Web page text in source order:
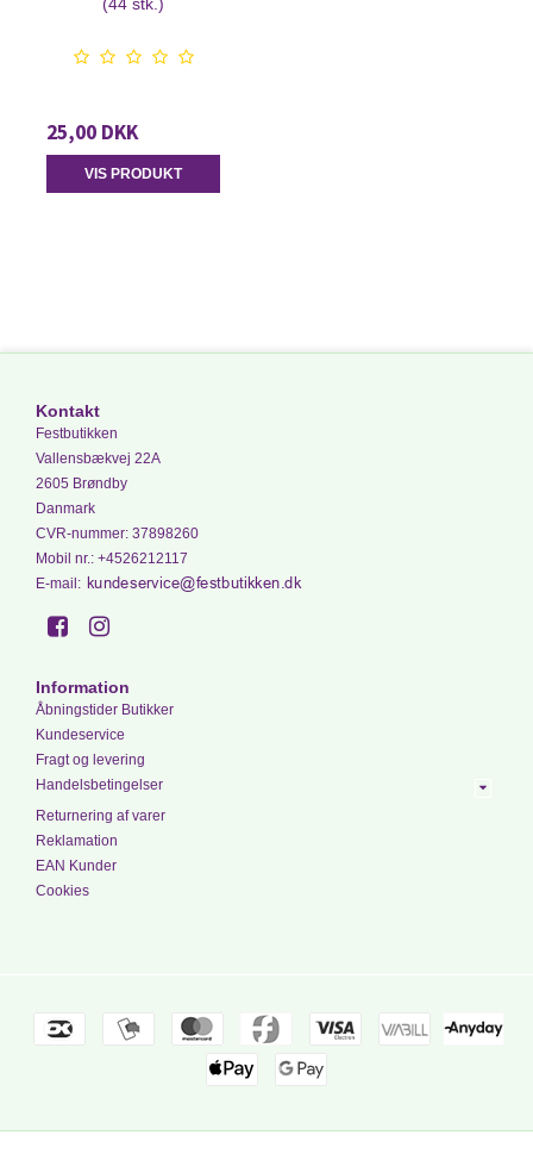
25,00 DKK
VIS PRODUKT
Kontakt
Festbutikken
Vallensbækvej 22A
2605 Brøndby
Danmark
CVR-nummer: 37898260
Mobil nr. : +4526212117
E-mail:
Information
Åbningstider Butikker
Kundeservice
Fragt og levering
Handelsbetingelser
Returnering af varer
Reklamation
EAN Kunder
Cookies